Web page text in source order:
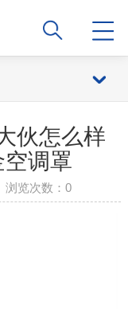
伙怎么样
调罩
浏览次数：0